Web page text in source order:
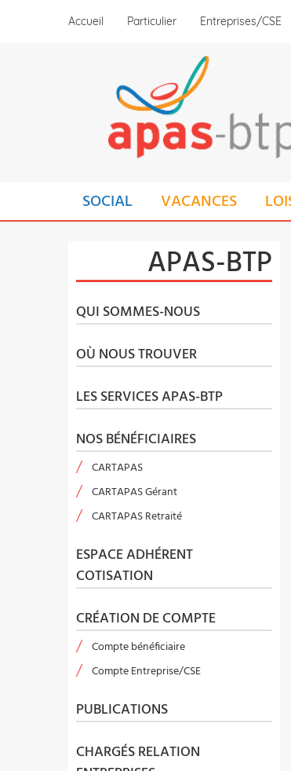
Accueil Particulier Entreprises/CSE
MAIN
NAVIGATION
SOCIAL VACANCES
APAS-BTP
QUI SOMMES-NOUS
OÙ NOUS TROUVER
LES SERVICES APAS-BTP
NOS BÉNÉFICIAIRES
CARTAPAS
CARTAPAS Gérant
CARTAPAS Retraité
ESPACE ADHÉRENT
COTISATION
CRÉATION DE COMPTE
Compte bénéficiaire
Compte Entreprise/CSE
PUBLICATIONS
CHARGÉS RELATION